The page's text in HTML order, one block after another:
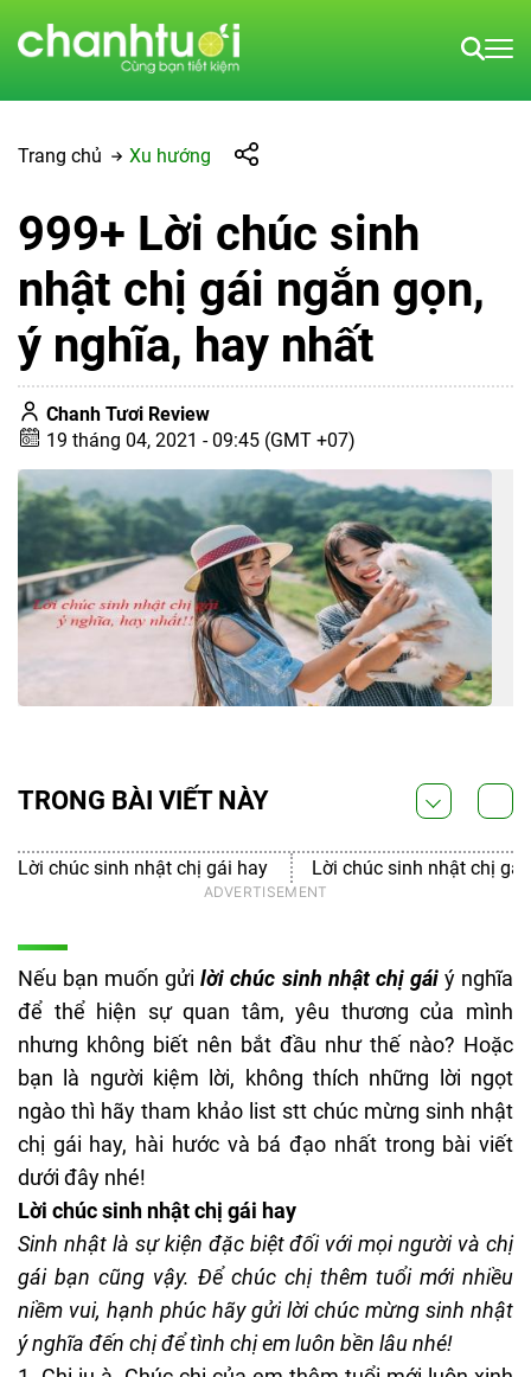
Trang chủ Xu hướng
999+ Lời chúc sinh
nhật chị gái ngắn gọn,
ý nghĩa, hay nhất
Chanh Tươi Review
19 tháng 04, 2021 - 09:45 (GMT +07)
Nếu bạn muốn gửilời chúc sinh nhật chị gáiý nghĩa
để thể hiện sự quan tâm, yêu thương của mình
nhưng không biết nên bắt đầu như thế nào? Hoặc
bạn là người kiệm lời, không thích những lời ngọt
ngào thì hãy tham khảo list stt chúc mừng sinh nhật
chị gái hay, hài hước và bá đạo nhất trong bài viết
dưới đây nhé!
Lời chúc sinh nhật chị gái hay
Sinh nhật là sự kiện đặc biệt đối với mọi người và chị
gái bạn cũng vậy. Để chúc chị thêm tuổi mới nhiều
niềm vui, hạnh phúc hãy gửi lời chúc mừng sinh nhật
ý nghĩa đến chị để tình chị em luôn bền lâu nhé!
TRONG BÀI VIẾT NÀY
Lời chúc sinh nhật chị gái hay Lời chúc sinh nhật chị